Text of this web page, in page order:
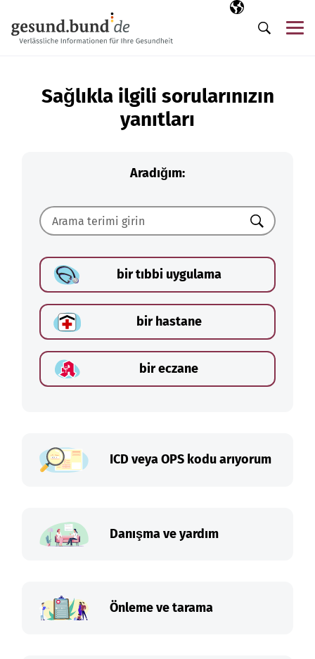
Seçili dil
TR
Arama
Sağlıkla ilgili sorularınızın
yanıtları
Aradığım:
Ara
bir tıbbi uygulama
bir hastane
bir eczane
ICD veya OPS kodu arıyorum
Danışma ve yardım
Önleme ve tarama